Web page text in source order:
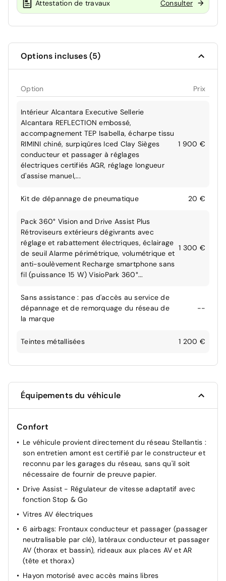
Attestation de travaux Consulter
Options incluses (5)
Option Prix
Intérieur Alcantara Executive Sellerie
Alcantara REFLECTION embossé,
accompagnement TEP Isabella, écharpe tissu
RIMINI chiné, surpiqûres Iced Clay Sièges
conducteur et passager à réglages
électriques certifiés AGR, réglage longueur
d'assise manuel,...
1 900 €
Kit de dépannage de pneumatique 20 €
Pack 360° Vision and Drive Assist Plus
Rétroviseurs extérieurs dégivrants avec
réglage et rabattement électriques, éclairage
de seuil Alarme périmétrique, volumétrique et
anti-soulèvement Recharge smartphone sans
fil (puissance 15 W) VisioPark 360°...
1 300 €
Sans assistance : pas d'accès au service de
dépannage et de remorquage du réseau de
la marque
--
Teintes métallisées 1 200 €
Équipements du véhicule
Confort
Le véhicule provient directement du réseau Stellantis :
son entretien amont est certifié par le constructeur et
reconnu par les garages du réseau, sans qu'il soit
nécessaire de fournir de preuve papier.
Drive Assist - Régulateur de vitesse adaptatif avec
fonction Stop & Go
Vitres AV électriques
6 airbags: Frontaux conducteur et passager (passager
neutralisable par clé), latéraux conducteur et passager
AV (thorax et bassin), rideaux aux places AV et AR
(tête et thorax)
Hayon motorisé avec accès mains libres